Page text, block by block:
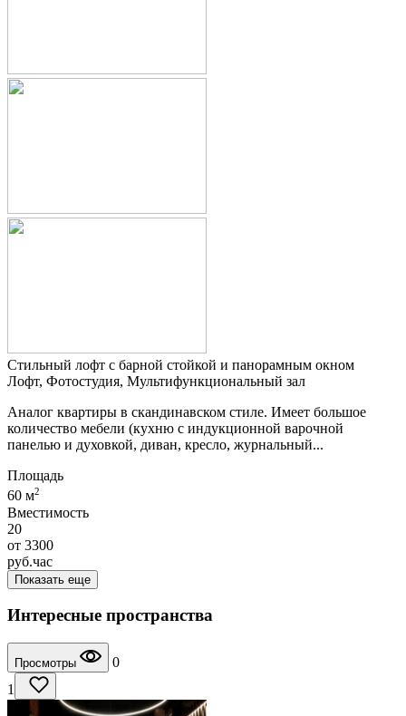
Стильный лофт с барной стойкой и панорамным окном
Лофт, Фотостудия, Мультифункциональный зал
Аналог квартиры в скандинавском стиле. Имеет большое
количество мебели (кухню с индукционной варочной
панелью и духовкой, диван, кресло, журнальный...
Площадь
60 м2
Вместимость
20
от 3300
руб.час
Показать еще
Интересные пространства
Просмотры
0
1